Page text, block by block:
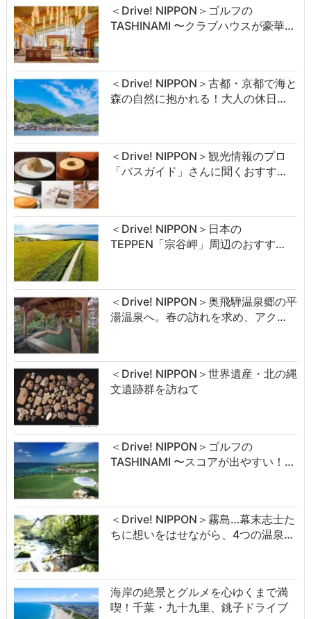
＜Drive! NIPPON＞ゴルフの
TASHINAMI 〜クラブハウスが豪華…
＜Drive! NIPPON＞古都・京都で海と
森の自然に抱かれる！大人の休日…
＜Drive! NIPPON＞観光情報のプロ
「バスガイド」さんに聞くおすす…
＜Drive! NIPPON＞日本の
TEPPEN「宗谷岬」周辺のおすす…
＜Drive! NIPPON＞奥飛騨温泉郷の平
湯温泉へ。春の訪れを求め、アク…
＜Drive! NIPPON＞世界遺産・北の縄
文遺跡群を訪ねて
＜Drive! NIPPON＞ゴルフの
TASHINAMI 〜スコアが出やすい！…
＜Drive! NIPPON＞霧島…幕末志士た
ちに想いをはせながら、4つの温泉…
海岸の絶景とグルメを心ゆくまで満
喫！千葉・九十九里、銚子ドライブ